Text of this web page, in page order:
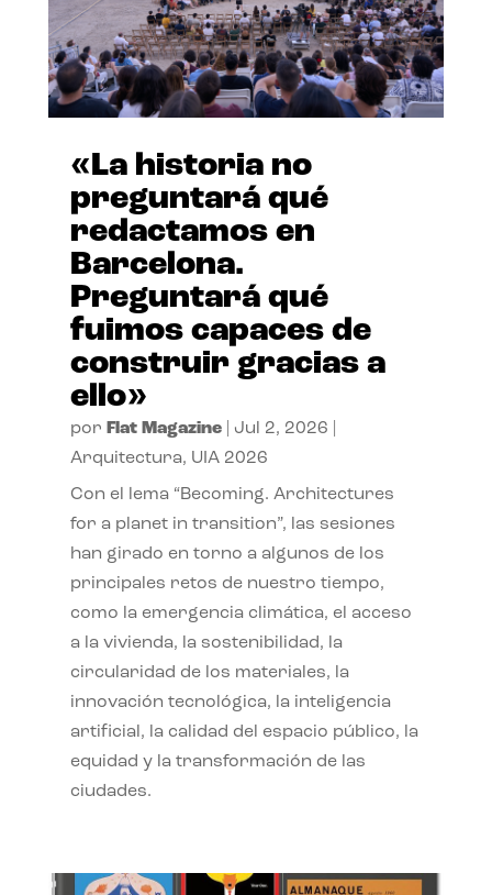
«La historia no
preguntará qué
redactamos en
Barcelona.
Preguntará qué
fuimos capaces de
construir gracias a
ello»
por Flat Magazine| Jul 2, 2026
Arquitectura, UIA 2026
Con el lema “Becoming. Architectures
for a planet in transition”, las sesiones
han girado en torno a algunos de los
principales retos de nuestro tiempo,
como la emergencia climática, el acceso
a la vivienda, la sostenibilidad, la
circularidad de los materiales, la
innovación tecnológica, la inteligencia
artificial, la calidad del espacio público, la
equidad y la transformación de las
ciudades.